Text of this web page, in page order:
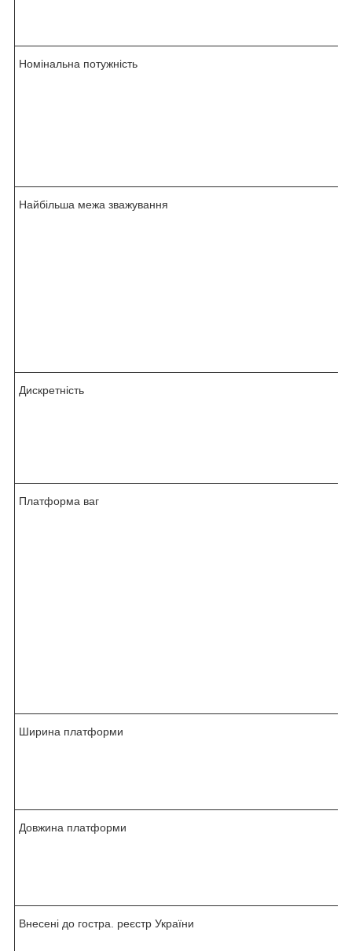
Номінальна потужність
Найбільша межа зважування
Дискретність
Платформа ваг
Ширина платформи
Довжина платформи
Внесені до гостра. реєстр України